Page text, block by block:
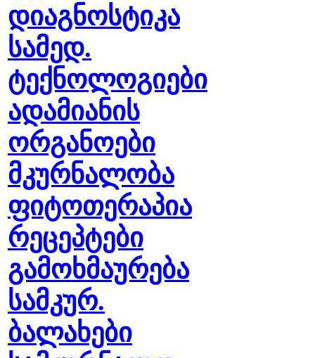
დიაგნოსტიკა
სამედ.
ტექნოლოგიები
ადამიანის
ორგანოები
მკურნალობა
ფიტოთერაპია
რეცეპტები
გამოხმაურება
სამკურ.
ბალახები